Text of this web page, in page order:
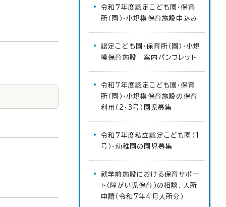
令和7年度認定こども園・保育
所（園）・小規模保育施設申込み
認定こども園・保育所（園）・小規
模保育施設 案内パンフレット
令和7年度認定こども園・保育
所（園）・小規模保育施設の保育
利用（2・3号）園児募集
令和7年度私立認定こども園（1
号）・幼稚園の園児募集
就学前施設における保育サポー
ト（障がい児保育）の相談、入所
申請（令和7年4月入所分）